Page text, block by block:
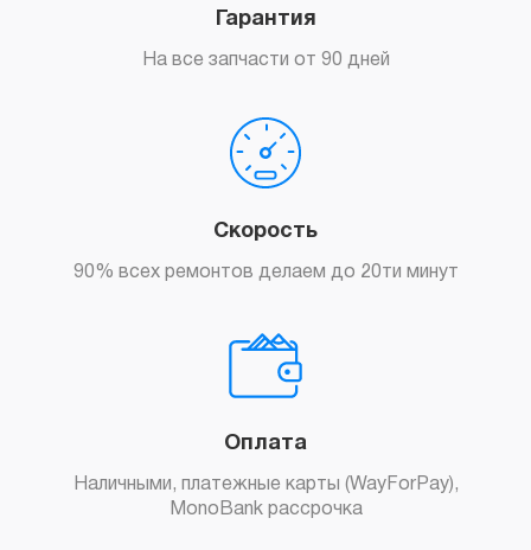
Гарантия
На все запчасти от 90 дней
Скорость
90% всех ремонтов делаем до 20ти минут
Оплата
Наличными, платежные карты (WayForPay),
MonoBank рассрочка